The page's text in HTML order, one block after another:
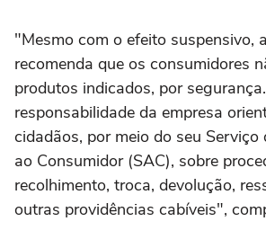
"Mesmo com o efeito suspensivo,
recomenda que os consumidores
produtos indicados, por
responsabilidade da empresa
cidadãos, por meio do seu
ao Consumidor (SAC), sobre
recolhimento, troca, devolução,
outras providências cabíveis",